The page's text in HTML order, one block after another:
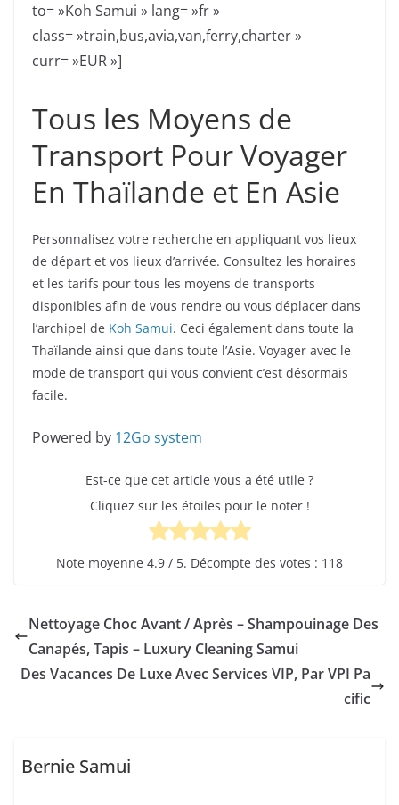
to= »Koh Samui » lang= »fr »
class= »train,bus,avia,van,ferry,charter »
curr= »EUR »]
Tous les Moyens de
Transport Pour Voyager
En Thaïlande et En Asie
Personnalisez votre recherche en appliquant vos lieux
de départ et vos lieux d’arrivée. Consultez les horaires
et les tarifs pour tous les moyens de transports
disponibles afin de vous rendre ou vous déplacer dans
l’archipel de Koh Samui. Ceci également dans toute la
Thaïlande ainsi que dans toute l’Asie. Voyager avec le
mode de transport qui vous convient c’est désormais
facile.
Powered by 12Go system
Est-ce que cet article vous a été utile ?
Cliquez sur les étoiles pour le noter !
Note moyenne 4.9 / 5. Décompte des votes : 118
Nettoyage Choc Avant / Après – Shampouinage Des
Canapés, Tapis – Luxury Cleaning Samui
Des Vacances De Luxe Avec Services VIP, Par VPI Pa
cific
Bernie Samui